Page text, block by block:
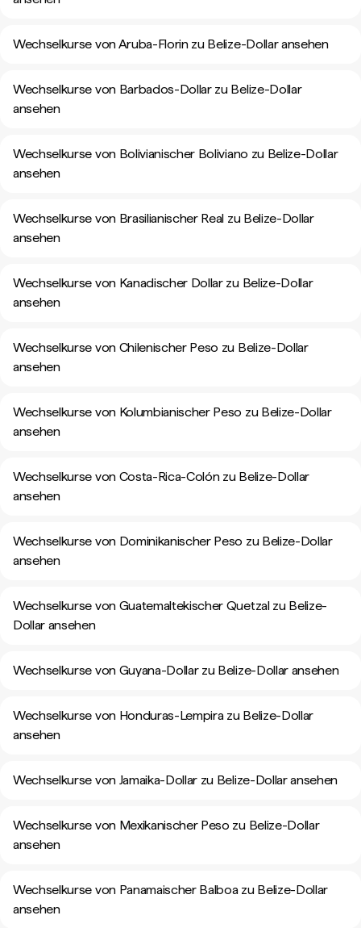
Wechselkurse von Aruba-Florin zu Belize-Dollar ansehen
Wechselkurse von Barbados-Dollar zu Belize-Dollar
ansehen
Wechselkurse von Bolivianischer Boliviano zu Belize-Dollar
ansehen
Wechselkurse von Brasilianischer Real zu Belize-Dollar
ansehen
Wechselkurse von Kanadischer Dollar zu Belize-Dollar
ansehen
Wechselkurse von Chilenischer Peso zu Belize-Dollar
ansehen
Wechselkurse von Kolumbianischer Peso zu Belize-Dollar
ansehen
Wechselkurse von Costa-Rica-Colón zu Belize-Dollar
ansehen
Wechselkurse von Dominikanischer Peso zu Belize-Dollar
ansehen
Wechselkurse von Guatemaltekischer Quetzal zu Belize-
Dollar ansehen
Wechselkurse von Guyana-Dollar zu Belize-Dollar ansehen
Wechselkurse von Honduras-Lempira zu Belize-Dollar
ansehen
Wechselkurse von Jamaika-Dollar zu Belize-Dollar ansehen
Wechselkurse von Mexikanischer Peso zu Belize-Dollar
ansehen
Wechselkurse von Panamaischer Balboa zu Belize-Dollar
ansehen